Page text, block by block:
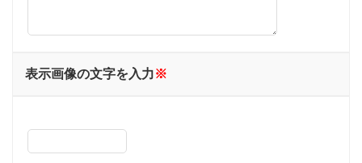
表示画像の文字を入力※